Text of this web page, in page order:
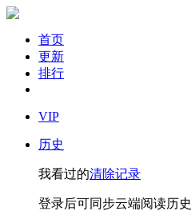
首页
更新
排行
VIP
历史
我看过的清除记录
登录后可同步云端阅读历史